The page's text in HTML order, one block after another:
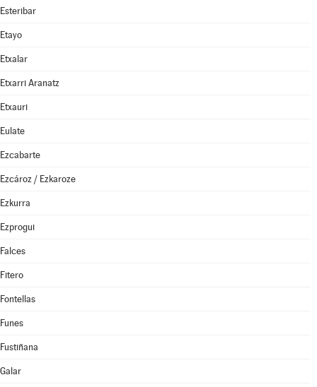
Esteribar
Etayo
Etxalar
Etxarri Aranatz
Etxauri
Eulate
Ezcabarte
Ezcároz / Ezkaroze
Ezkurra
Ezprogui
Falces
Fitero
Fontellas
Funes
Fustiñana
Galar